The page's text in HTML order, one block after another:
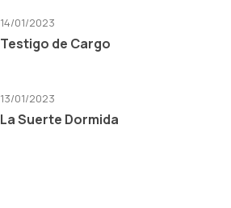
14/01/2023
Testigo de Cargo
13/01/2023
La Suerte Dormida